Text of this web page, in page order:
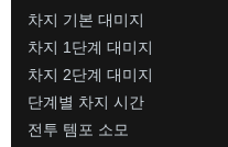
차지 기본 대미지
차지 1단계 대미지
차지 2단계 대미지
단계별 차지 시간
전투 템포 소모